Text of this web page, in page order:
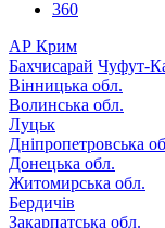
360
АР Крим
Бахчисарай Чуфут-
Вінницька обл.
Волинська обл.
Луцьк
Дніпропетровська
Донецька обл.
Житомирська обл.
Бердичів
Закарпатська обл.